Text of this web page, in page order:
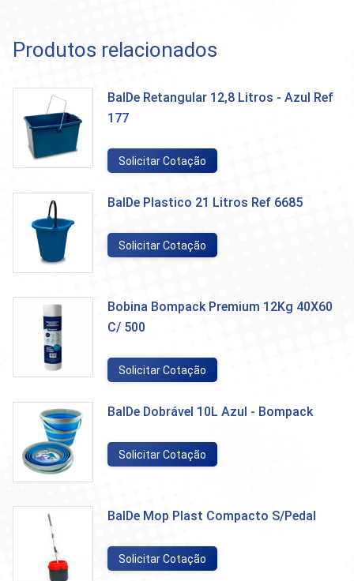
Produtos relacionados
BalDe Retangular 12,8 Litros - Azul Ref
177
Solicitar Cotação
BalDe Plastico 21 Litros Ref 6685
Solicitar Cotação
Bobina Bompack Premium 12Kg 40X60
C/ 500
Solicitar Cotação
BalDe Dobrável 10L Azul - Bompack
Solicitar Cotação
BalDe Mop Plast Compacto S/Pedal
Solicitar Cotação